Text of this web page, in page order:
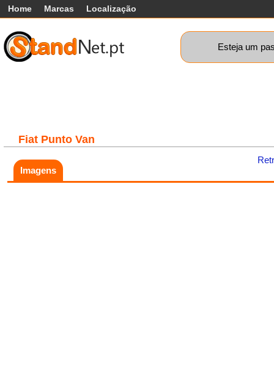
Home Marcas Localização
Esteja um
Fiat Punto Van
Imagens